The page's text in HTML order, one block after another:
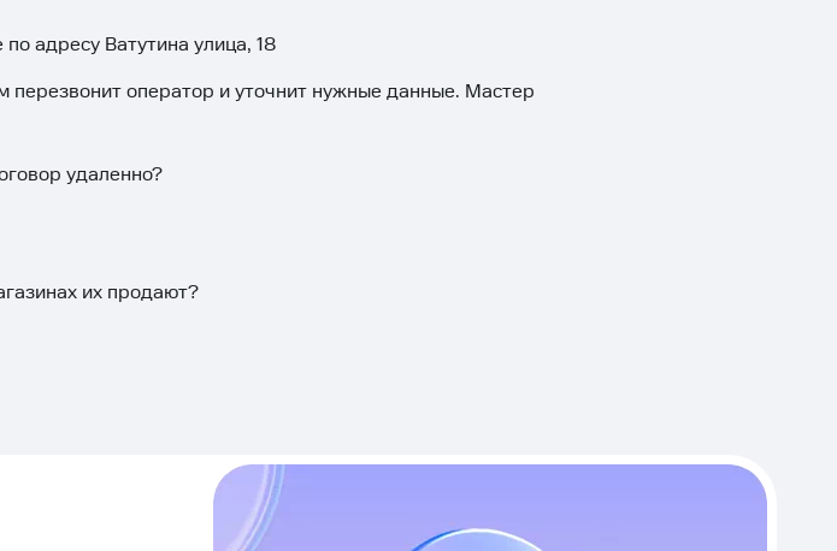
адресу Ватутина улица, 18
перезвонит оператор и уточнит нужные данные. Мастер
удаленно?
их продают?